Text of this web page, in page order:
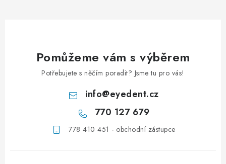
Pomůžeme vám s výběrem
Potřebujete s něčím poradit? Jsme tu pro vás!
info@eyedent.cz
770 127 679
778 410 451 - obchodní zástupce